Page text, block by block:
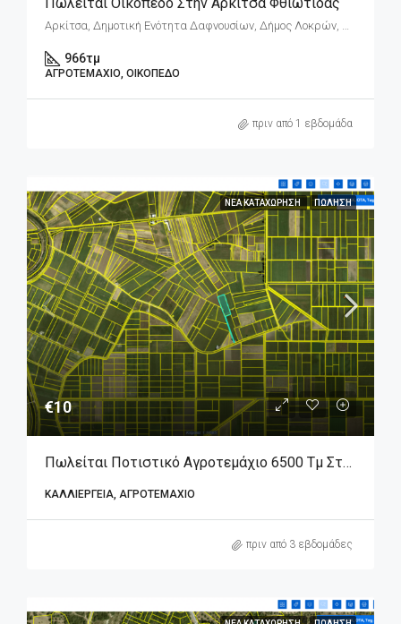
Αρκίτσα, Δημοτική Ενότητα Δαφνουσίων, Δήμος Λοκρών, Περιφερειακή Ενότητα Φθιώτιδας, Περιφέρεια Στερεάς Ελλάδας, Αποκεντρωμένη Διοίκηση Θεσσαλίας - Στερεάς Ελλάδος, 352 00, Ελλάδα
966τμ
ΑΓΡΟΤΕΜΆΧΙΟ, ΟΙΚΌΠΕΔΟ
πριν από 1 εβδομάδα
ΝΈΑ ΚΑΤΑΧΏΡΗΣΗ ΠΏΛΗΣΗ
€10
Πωλείται Ποτιστικό Αγροτεμάχιο 6500 Τμ Στον Άγιο Γεώργιο Βοιωτίας.
ΚΑΛΛΙΈΡΓΕΙΑ, ΑΓΡΟΤΕΜΆΧΙΟ
πριν από 3 εβδομάδες